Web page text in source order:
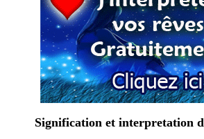
Signification et interpretation